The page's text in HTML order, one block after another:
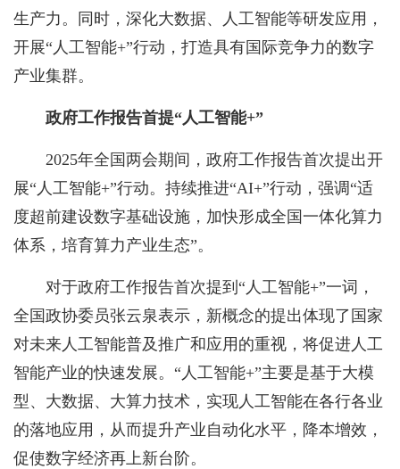
生产力。同时，深化大数据、人工智能等研发应用，
开展“人工智能+”行动，打造具有国际竞争力的数字
产业集群。
政府工作报告首提“人工智能+”
2025年全国两会期间，政府工作报告首次提出开
展“人工智能+”行动。持续推进“AI+”行动，强调“适
度超前建设数字基础设施，加快形成全国一体化算力
体系，培育算力产业生态”。
对于政府工作报告首次提到“人工智能+”一词，
全国政协委员张云泉表示，新概念的提出体现了国家
对未来人工智能普及推广和应用的重视，将促进人工
智能产业的快速发展。“人工智能+”主要是基于大模
型、大数据、大算力技术，实现人工智能在各行各业
的落地应用，从而提升产业自动化水平，降本增效，
促使数字经济再上新台阶。